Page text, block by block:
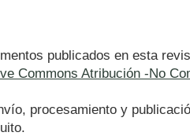
publicados en esta
Commons Atribución -No
procesamiento y